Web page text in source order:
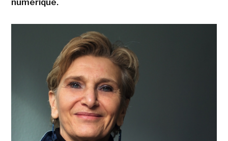
numérique.